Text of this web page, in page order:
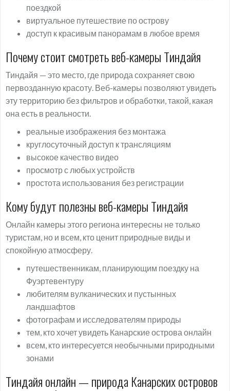
поездкой
виртуальное путешествие по острову
доступ к красивым панорамам в любое время
Почему стоит смотреть веб-камеры Тиндайя
Тиндайя — это место, где природа сохраняет свою
первозданную красоту. Веб-камеры позволяют увидеть
эту территорию без фильтров и обработки, такой, какая
она есть в реальности.
реальные изображения без монтажа
круглосуточный доступ к трансляциям
высокое качество видео
просмотр с любых устройств
простота использования без регистрации
Кому будут полезны веб-камеры Тиндайя
Онлайн камеры этого региона интересны не только
туристам, но и всем, кто ценит природные виды и
спокойную атмосферу.
путешественникам, планирующим поездку на
Фуэртевентуру
любителям вулканических и пустынных
ландшафтов
фотографам и исследователям природы
тем, кто хочет увидеть Канарские острова онлайн
всем, кто интересуется необычными природными
зонами
Тиндайя онлайн — природа Канарских островов